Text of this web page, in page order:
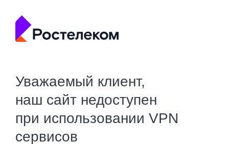
Уважаемый клиент,
наш сайт недоступен
при использовании VPN
сервисов